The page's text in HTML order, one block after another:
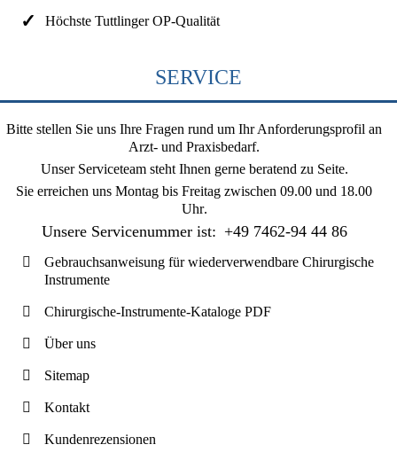
Höchste Tuttlinger OP-Qualität
SERVICE
Bitte stellen Sie uns Ihre Fragen rund um Ihr Anforderungsprofil an
Arzt- und Praxisbedarf.
Unser Serviceteam steht Ihnen gerne beratend zu Seite.
Sie erreichen uns Montag bis Freitag zwischen 09.00 und 18.00
Uhr.
Unsere Servicenummer ist: +49 7462-94 44 86
Gebrauchsanweisung für wiederverwendbare Chirurgische
Instrumente
Chirurgische-Instrumente-Kataloge PDF
Über uns
Sitemap
Kontakt
Kundenrezensionen